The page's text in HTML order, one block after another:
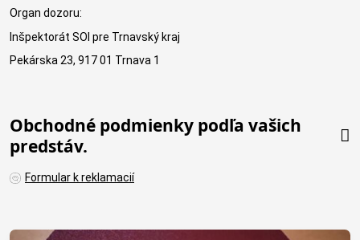
Organ dozoru:
Inšpektorát SOI pre Trnavský kraj
Pekárska 23, 917 01 Trnava 1
Obchodné podmienky podľa vašich
predstáv.
Formular k reklamacií